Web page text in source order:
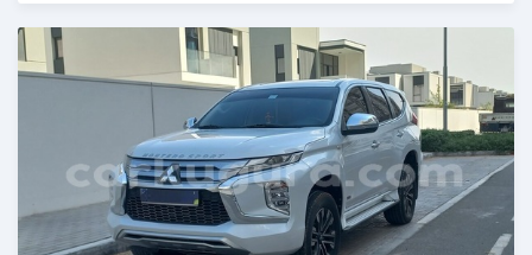
Publié il y a 3 mois